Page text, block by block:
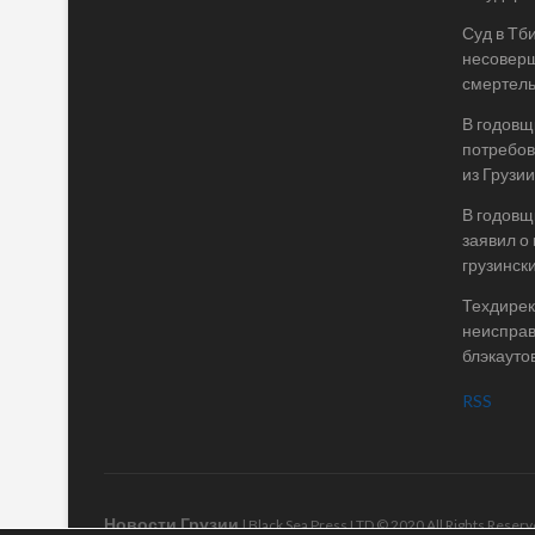
Суд в
В
из Грузии
В
заявил
RSS
Новости Грузии| Black Sea Press LTD © 2020 All Rights